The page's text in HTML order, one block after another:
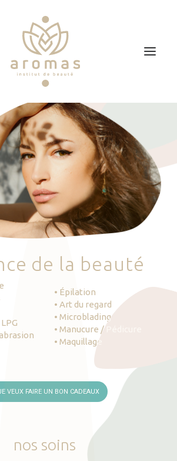
cadeau
ce de la beauté
• Épilation
• Art du regard
• Microblading
• Manucure / Pédicure
• Maquillage
VEUX FAIRE UN BON CADEAUX
nos soins